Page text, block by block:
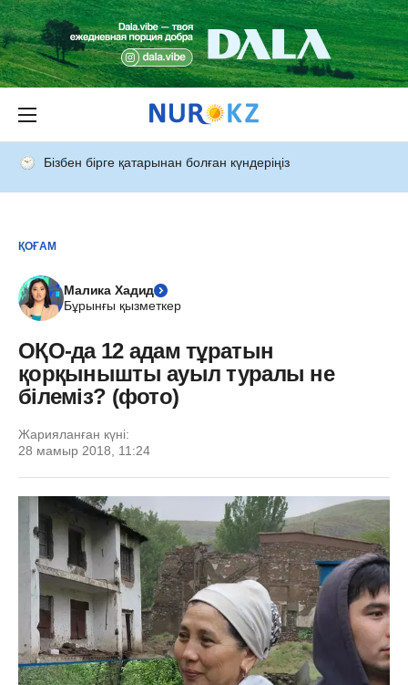
Бізбен бірге қатарынан болған күндеріңіз
ҚОҒАМ
Малика Хадид
Бұрынғы қызметкер
ОҚО-да 12 адам тұратын
қорқынышты ауыл туралы не
білеміз? (фото)
Жарияланған күні:
28 мамыр 2018, 11:24